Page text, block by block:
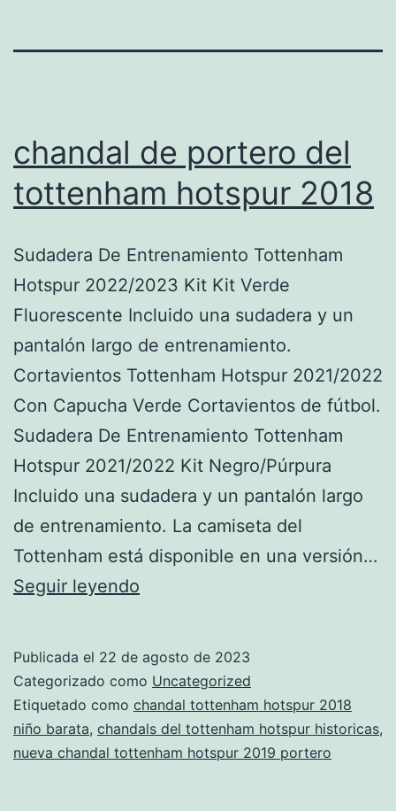
chandal de portero del
tottenham hotspur 2018
Sudadera De Entrenamiento Tottenham
Hotspur 2022/2023 Kit Kit Verde
Fluorescente Incluido una sudadera y un
pantalón largo de entrenamiento.
Cortavientos Tottenham Hotspur 2021/2022
Con Capucha Verde Cortavientos de fútbol.
Sudadera De Entrenamiento Tottenham
Hotspur 2021/2022 Kit Negro/Púrpura
Incluido una sudadera y un pantalón largo
de entrenamiento. La camiseta del
Tottenham está disponible en una versión…
Seguir leyendo
del
tottenham
hotspur
2018
Publicada el 22 de agosto de 2023
Categorizado como Uncategorized
Etiquetado como chandal tottenham hotspur 2018
niño barata, chandals del tottenham hotspur historicas,
nueva chandal tottenham hotspur 2019 portero